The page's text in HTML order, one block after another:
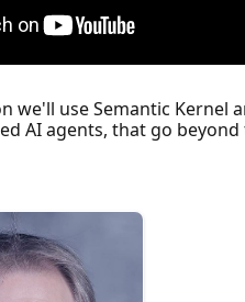
we'll use Semantic Kernel
AI agents, that go